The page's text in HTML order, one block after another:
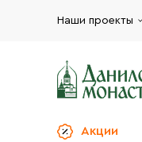
Наши проекты
Акции